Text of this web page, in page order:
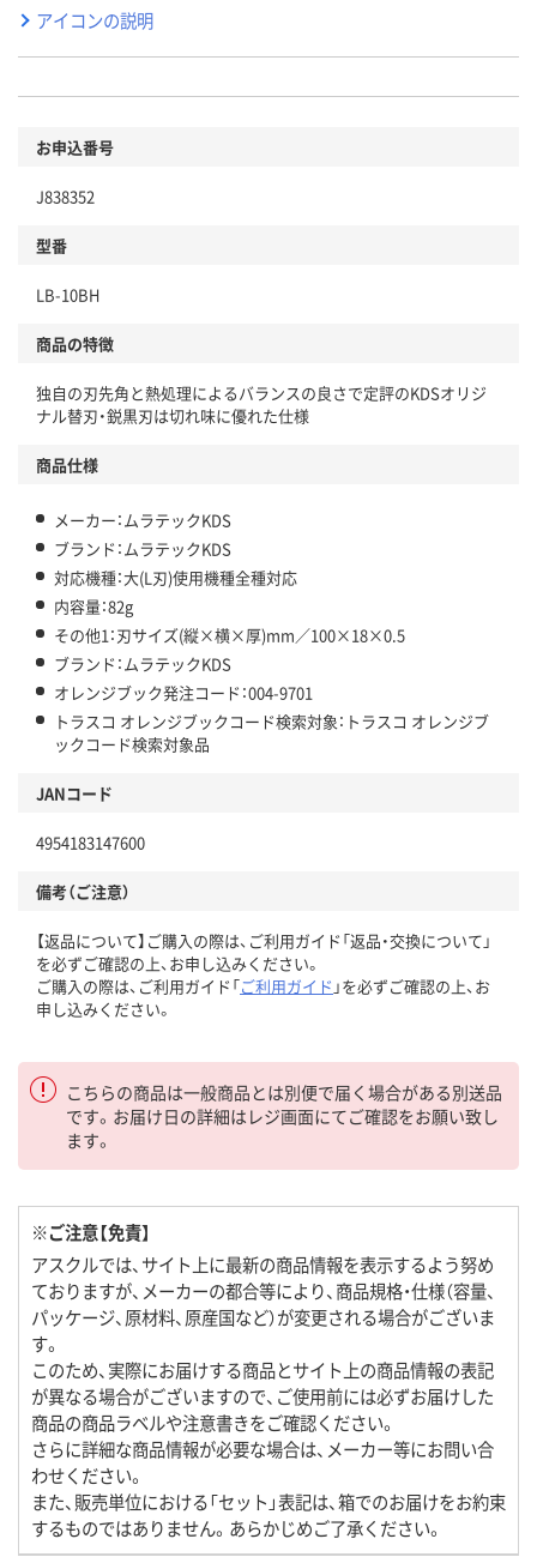
アイコンの説明
お申込番号
J838352
型番
LB-10BH
商品の特徴
独自の刃先角と熱処理によるバランスの良さで定評のKDSオリジ
ナル替刃・鋭黒刃は切れ味に優れた仕様
商品仕様
メーカー：ムラテックKDS
ブランド：ムラテックKDS
対応機種：大(L刃)使用機種全種対応
内容量：82g
その他1：刃サイズ(縦×横×厚)mm／100×18×0.5
ブランド：ムラテックKDS
オレンジブック発注コード：004-9701
トラスコ オレンジブックコード検索対象：トラスコ オレンジブ
ックコード検索対象品
JANコード
4954183147600
備考（ご注意）
【返品について】ご購入の際は、ご利用ガイド「返品・交換について」
を必ずご確認の上、お申し込みください。
ご購入の際は、ご利用ガイド「ご利用ガイド 」を必ずご確認の上、お
申し込みください。
こちらの商品は一般商品とは別便で届く場合がある別送品
です。お届け日の詳細はレジ画面にてご確認をお願い致し
ます。
※ご注意【免責】
アスクルでは、サイト上に最新の商品情報を表示するよう努め
ておりますが、メーカーの都合等により、商品規格・仕様（容量、
パッケージ、原材料、原産国など）が変更される場合がございま
す。
このため、実際にお届けする商品とサイト上の商品情報の表記
が異なる場合がございますので、ご使用前には必ずお届けした
商品の商品ラベルや注意書きをご確認ください。
さらに詳細な商品情報が必要な場合は、メーカー等にお問い合
わせください。
また、販売単位における「セット」表記は、箱でのお届けをお約束
するものではありません。あらかじめご了承ください。